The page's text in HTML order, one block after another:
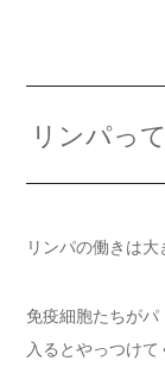
リンパっ
リンパの働きは大
免疫細胞たちがパ
入ると やっつけて